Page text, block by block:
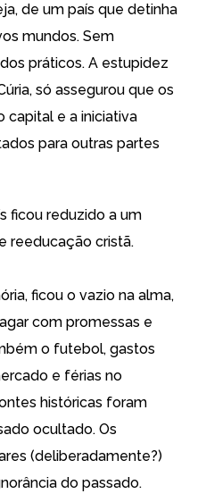
de um país que detinha
mundos. Sem
práticos. A estupidez
só assegurou que os
capital e a iniciativa
para outras partes
ficou reduzido a um
reeducação cristã.
ficou o vazio na alma,
com promessas e
o futebol, gastos
e férias no
históricas foram
ocultado. Os
(deliberadamente?)
do passado.